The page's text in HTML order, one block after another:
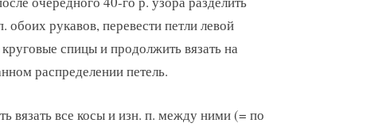
рукавов, перевести петли левой
спицы и продолжить вязать на
распределении петель.
вязать все косы и изн. п. между ними (= по